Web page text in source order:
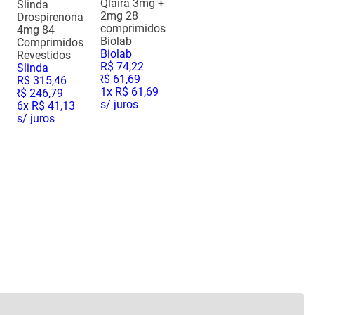
Slinda
Drospirenona
4mg 84
Comprimidos
Revestidos
Slinda
R$ 315,46
R$ 246,79
6x R$ 41,13
s/ juros
Qlaira 3mg +
2mg 28
comprimidos
Biolab
Biolab
R$ 74,22
R$ 61 ,69
1x R$ 61,69
s/ juros